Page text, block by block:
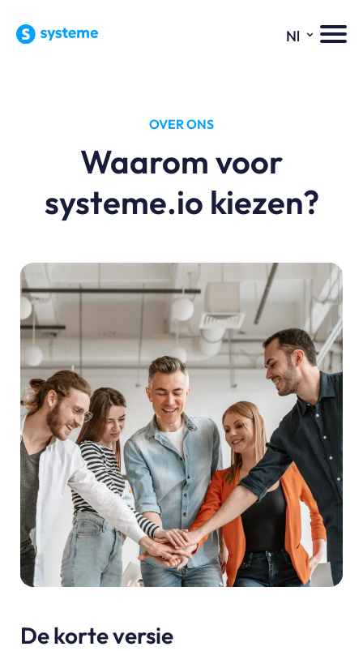
Nl ⌄
OVER ONS
Waarom voor
systeme.io kiezen?
De korte versie